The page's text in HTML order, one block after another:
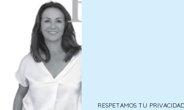
RESPETAMOS TU